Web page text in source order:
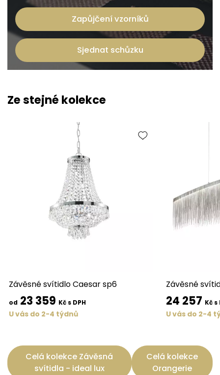
Zapůjčení vzorníků
Sjednat schůzku
Ze stejné kolekce
Závěsné svítidlo Caesar sp6
od 23 359 Kč s DPH
U vás do 2-4 týdnů
Závěsné
24 257 Kč s
U vás do 2-4
Celá kolekce Závěsná
svítidla - ideal lux
Celá kolekce
Orangerie